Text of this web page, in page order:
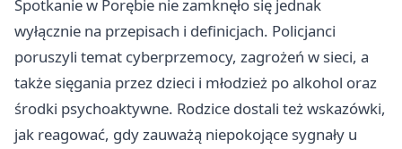
Spotkanie w Porębie nie zamknęło się jednak
wyłącznie na przepisach i definicjach. Policjanci
poruszyli temat cyberprzemocy, zagrożeń w sieci, a
także sięgania przez dzieci i młodzież po alkohol oraz
środki psychoaktywne. Rodzice dostali też wskazówki,
jak reagować, gdy zauważą niepokojące sygnały u